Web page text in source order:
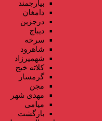
بیارجمند
دامغان
درجزین
دیباج
سرخه
شاهرود
شهمیرزاد
کلاته خیج
گرمسار
مجن
مهدی شهر
میامی
بازگشت